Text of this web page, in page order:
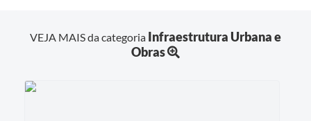
VEJA MAIS da categoria Infraestrutura Urbana e
Obras